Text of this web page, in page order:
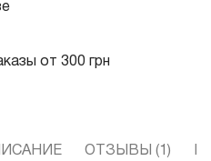
от 300 грн
ОТЗЫВЫ (1)